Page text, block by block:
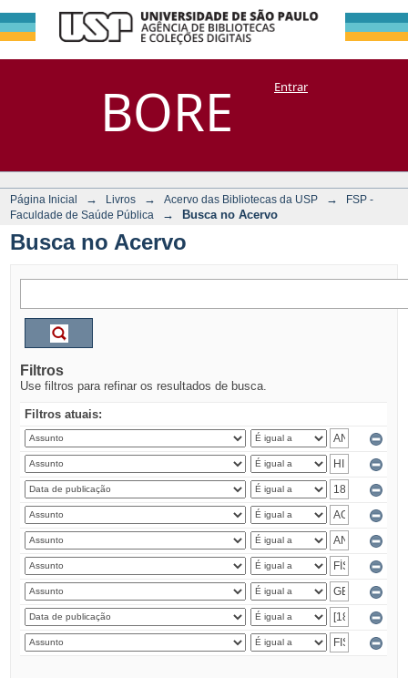
BORE
Busca no Acervo
DSpace/Manakin + CoriscoEntrar
Página Inicial → Livros → Acervo das Bibliotecas da USP →
FSP -
Faculdade de Saúde Pública
→ Busca no Acervo
Busca no Acervo
Filtros
Use filtros para refinar os resultados de busca.
Filtros atuais: